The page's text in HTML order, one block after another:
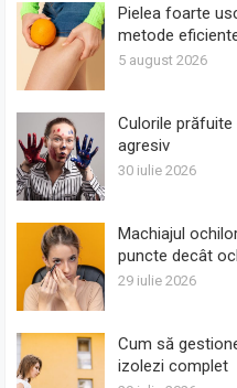
Pielea foarte
metode
5 august 2026
Culorile
agresiv
30 iulie 2026
Machiajul
puncte decât
29 iulie 2026
Cum să
izolezi complet